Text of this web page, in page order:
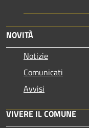
NOVITÀ
Notizie
Comunicati
Avvisi
VIVERE IL COMUNE